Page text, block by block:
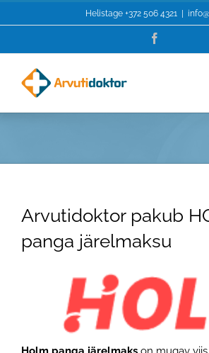
to
Helistage +372 506 4321
Arvutidoktor pakub
panga järelmaksu